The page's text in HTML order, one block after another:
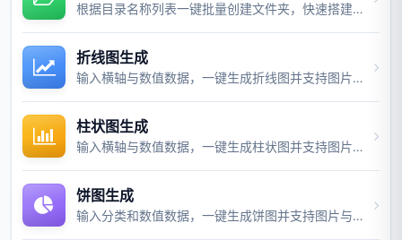
根据目录名称列表一键批量创建文件夹，快速搭建项目目录结构。
折线图生成
输入横轴与数值数据，一键生成折线图并支持图片与视频导出。
柱状图生成
输入横轴与数值数据，一键生成柱状图并支持图片与视频导出。
饼图生成
输入分类和数值数据，一键生成饼图并支持图片与视频导出。